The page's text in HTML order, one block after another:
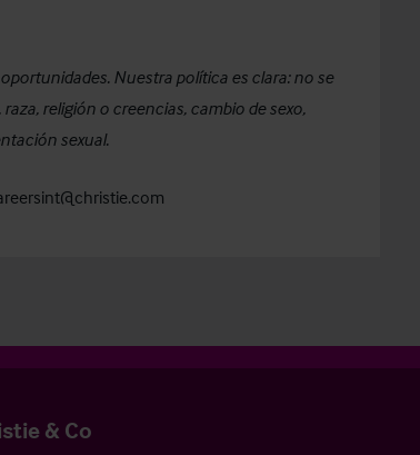
Nuestra política es clara: no se
religión o creencias, cambio de sexo,
sexual.
& Co